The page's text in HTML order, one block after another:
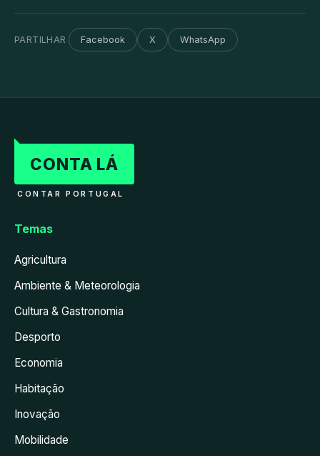
PARTILHAR Facebook X WhatsApp
CONTA LÁ
CONTAR PORTUGAL
Temas
Agricultura
Ambiente & Meteorologia
Cultura & Gastronomia
Desporto
Economia
Habitação
Inovação
Mobilidade